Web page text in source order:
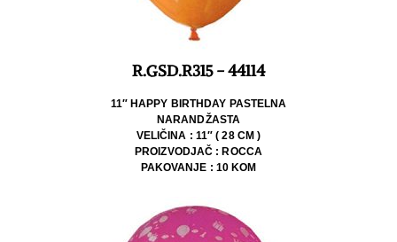
R.GSD.R315 - 44114
11″ HAPPY BIRTHDAY PASTELNA
NARANDŽASTA
VELIČINA : 11″ ( 28 CM )
PROIZVODJAČ : ROCCA
PAKOVANJE : 10 KOM